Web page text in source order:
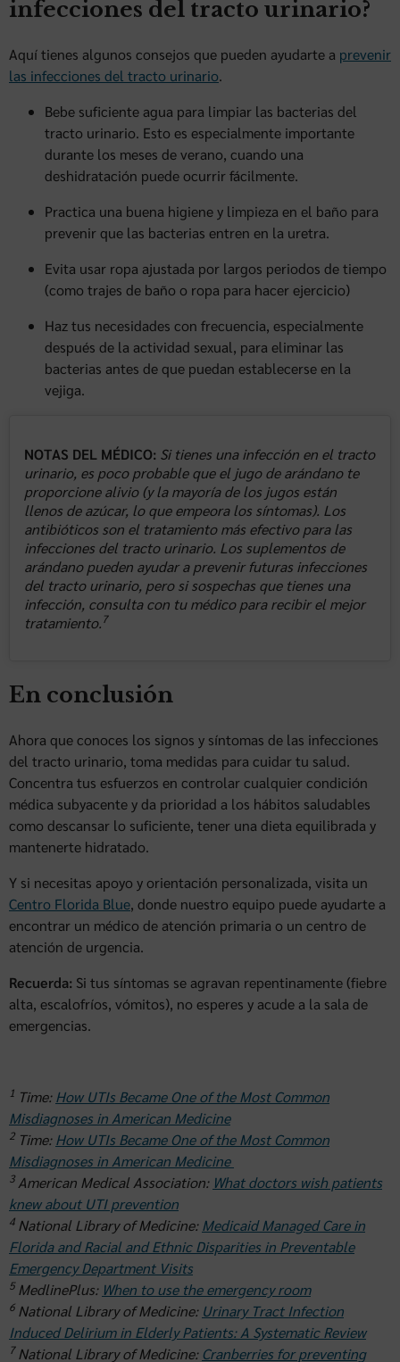
infecciones del tracto urinario?
Aquí tienes algunos consejos que pueden ayudarte a prevenir
las infecciones del tracto urinario.
Bebe suficiente agua para limpiar las bacterias del
tracto urinario. Esto es especialmente importante
durante los meses de verano, cuando una
deshidratación puede ocurrir fácilmente.
Practica una buena higiene y limpieza en el baño para
prevenir que las bacterias entren en la uretra.
Evita usar ropa ajustada por largos periodos de tiempo
(como trajes de baño o ropa para hacer ejercicio)
Haz tus necesidades con frecuencia, especialmente
después de la actividad sexual, para eliminar las
bacterias antes de que puedan establecerse en la
vejiga.
NOTAS DEL MÉDICO: Si tienes una infección en el tracto
urinario, es poco probable que el jugo de arándano te
proporcione alivio (y la mayoría de los jugos están
llenos de azúcar, lo que empeora los síntomas). Los
antibióticos son el tratamiento más efectivo para las
infecciones del tracto urinario. Los suplementos de
arándano pueden ayudar a prevenir futuras infecciones
del tracto urinario, pero si sospechas que tienes una
infección, consulta con tu médico para recibir el mejor
tratamiento. 7
En conclusión
Ahora que conoces los signos y síntomas de las infecciones
del tracto urinario, toma medidas para cuidar tu salud.
Concentra tus esfuerzos en controlar cualquier condición
médica subyacente y da prioridad a los hábitos saludables
como descansar lo suficiente, tener una dieta equilibrada y
mantenerte hidratado.
Y si necesitas apoyo y orientación personalizada, visita un
Centro Florida Blue, donde nuestro equipo puede ayudarte a
encontrar un médico de atención primaria o un centro de
atención de urgencia.
Recuerda: Si tus síntomas se agravan repentinamente (fiebre
alta, escalofríos, vómitos), no esperes y acude a la sala de
emergencias.
1 Time:How UTIs Became One of the Most Common
Misdiagnoses in American Medicine
2 Time:How UTIs Became One of the Most Common
Misdiagnoses in American Medicine
3 American Medical Association: What doctors wish patients
knew about UTI prevention
4 National Library of Medicine:Medicaid Managed Care in
Florida and Racial and Ethnic Disparities in Preventable
Emergency Department Visits
5 MedlinePlus: When to use the emergency room
6 National Library of Medicine: Urinary Tract Infection
Induced Delirium in Elderly Patients: A Systematic Review
7 National Library of Medicine: Cranberries for preventing